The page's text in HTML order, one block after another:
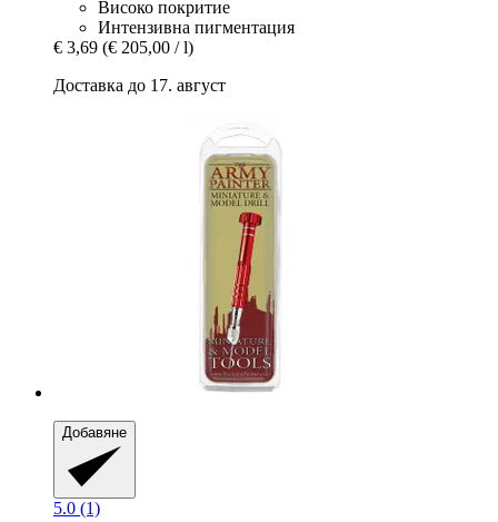
Високо покритие
Интензивна пигментация
€ 3,69 (€ 205,00 / l)
Доставка до 17. август
Добавяне
5.0 (1)